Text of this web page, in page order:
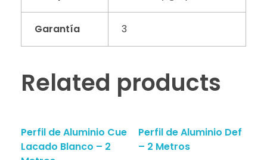
Garantía 3
Related products
Perfil de Aluminio Cue
Lacado Blanco – 2
Perfil de Aluminio Def
– 2 Metros